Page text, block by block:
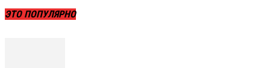
ЭТО ПОПУЛЯРНО